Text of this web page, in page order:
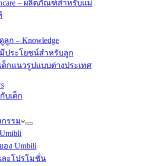
– ผลิตภัณฑ์สำหรับแม่
ลูก – Knowledge
ประโยชน์สำหรับลูก
ด็กแนวรูปแบบต่างประเทศ
บเด็ก
รรม
ง Umbili
ละโปรโมชั่น